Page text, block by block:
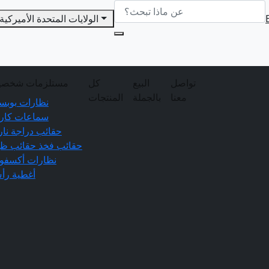
الولايات المتحدة الأميركية
مستلزمات
نظارات
سماعات
حقائب دراجة
حقائب حقائب فخذ
نظارات
أغطية
كل
المنتجات
البيع
بالجملة
تواصل
معنا